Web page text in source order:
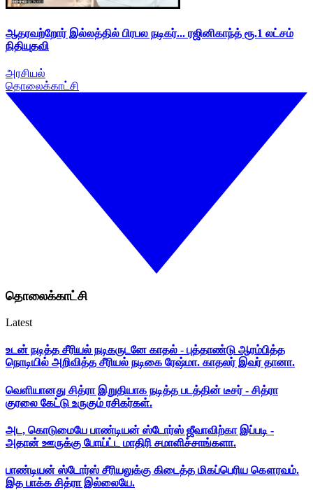
ஆதரவற்றோர் இல்லத்தில் பிரபல நடிகர்... ரஜினிகாந்த் ரூ.1 லட்சம்
நிதியுதவி
அரசியல்
தொலைக்காட்சி
தொலைக்காட்சி
Latest
உடன் நடித்த சீரியல் நடிகருடனே காதல் - புத்தாண்டு ஆரம்பித்த
நொடியில் அறிவித்த சீரியல் நடிகை ரேஷ்மா. காதலர் இவர் தானா.
வெளியானது சித்ரா இறுதியாக நடித்த படத்தின் டீசர் - சித்ரா
குரலை கேட்டு உருகும் ரசிகர்கள்.
அட, கொடுமையே பாண்டியன் ஸ்டோர்ஸ் ஜீவாவிற்கா இப்படி -
அதான் ஊருக்கு போய்ட்ட மாதிரி சமாளிச்சாங்களா.
பாண்டியன் ஸ்டோர்ஸ் சீரியலுக்கு கிடைத்த மிகப்பெரிய கௌரவம்.
இத பாக்க சித்ரா இல்லையே.